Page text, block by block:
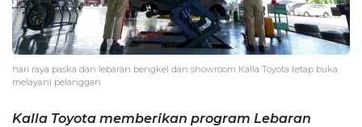
hari raya paska dan lebaran bengkel dan showroom Kalla Toyota tetap buka
melayani pelanggan
Kalla Toyota memberikan program Lebaran